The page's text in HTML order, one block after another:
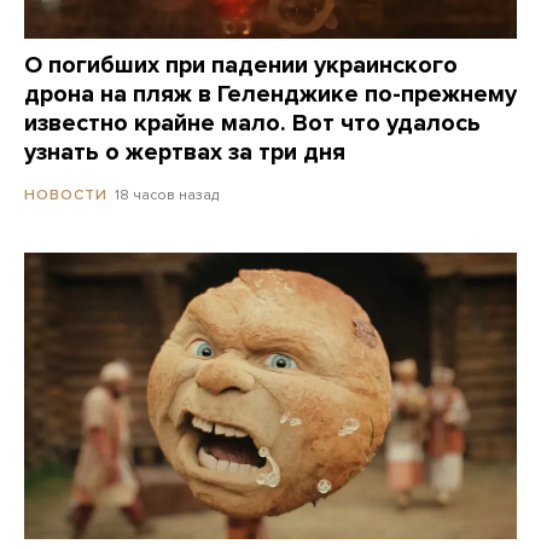
О погибших при падении украинского
дрона на пляж в Геленджике по-прежнему
известно крайне мало. Вот что удалось
узнать о жертвах за три дня
НОВОСТИ 18 часов назад